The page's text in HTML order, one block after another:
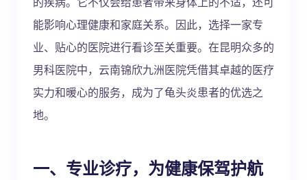
能影响心理健康和家庭关系。因此，选择一家专
业、贴心的医院进行看诊至关重要。在昆明众多的
男科医院中，云南锦欣九洲医院凭借其卓越的医疗
实力和暖心的服务，成为了龟头炎患者的优选之
地。
一、专业诊疗，为健康保驾护航